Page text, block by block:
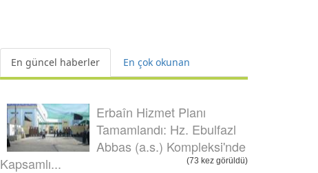
En güncel haberler En çok okunan
Erbaîn Hizmet Planı
Tamamlandı: Hz. Ebulfazl
Abbas (a.s.) Kompleksi'nde
Kapsamlı...
(73 kez görüldü)